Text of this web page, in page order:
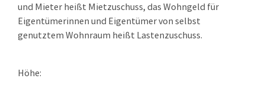
und Mieter heißt Mietzuschuss, das Wohngeld für
Eigentümerinnen und Eigentümer von selbst
genutztem Wohnraum heißt Lastenzuschuss.
Höhe: